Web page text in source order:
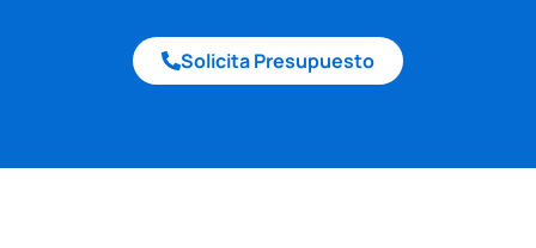
Solicita Presupuesto